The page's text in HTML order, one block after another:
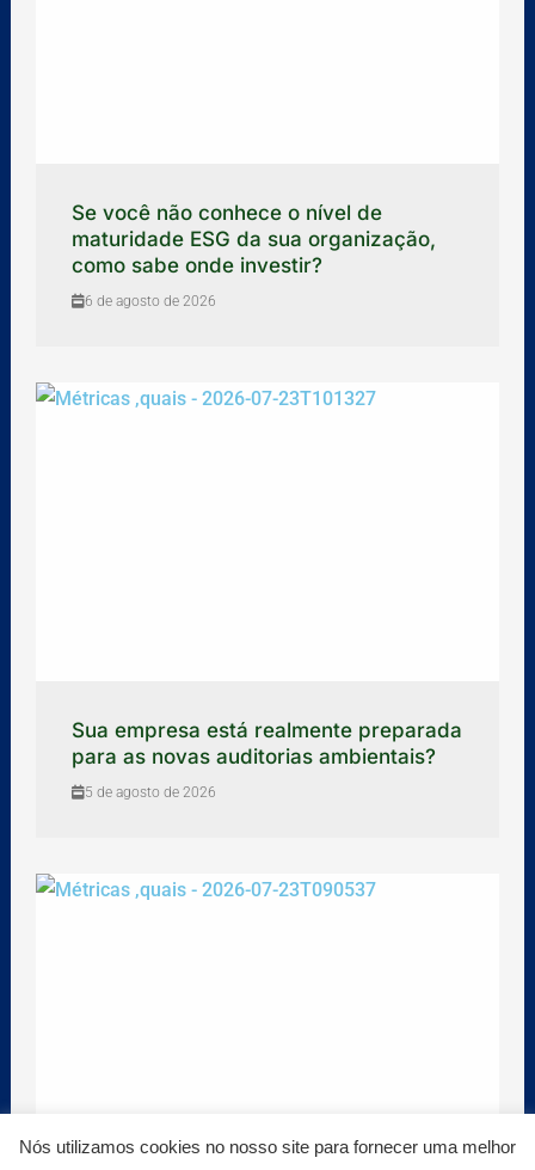
Se você não conhece o nível de
maturidade ESG da sua organização,
como sabe onde investir?
6 de agosto de 2026
Sua empresa está realmente preparada
para as novas auditorias ambientais?
5 de agosto de 2026
Nós utilizamos cookies no nosso site para fornecer uma melhor